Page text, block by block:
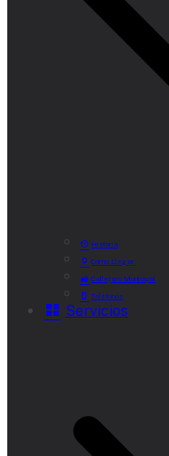
Historia
Cómo Llegar
Callejero Municipal
Teléfonos
Servicios